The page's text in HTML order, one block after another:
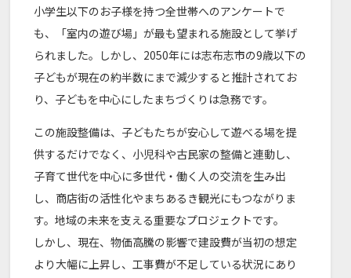
小学生以下のお子様を持つ全世帯へのアンケートで
も、「室内の遊び場」が最も望まれる施設として挙げ
られました。しかし、2050年には志布志市の9歳以下の
子どもが現在の約半数にまで減少すると推計されてお
り、子どもを中心にしたまちづくりは急務です。
この施設整備は、子どもたちが安心して遊べる場を提
供するだけでなく、小児科や古民家の整備と連動し、
子育て世代を中心に多世代・働く人の交流を生み出
し、商店街の活性化やまちあるき観光にもつながりま
す。地域の未来を支える重要なプロジェクトです。
しかし、現在、物価高騰の影響で建設費が当初の想定
より大幅に上昇し、工事費が不足している状況にあり